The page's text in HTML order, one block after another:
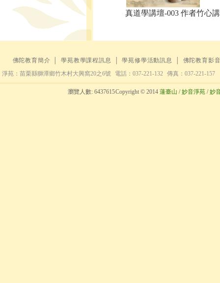
真道學講壇-003 作者竹心
佛陀教育簡介 學苑教學課程訊息 學苑修學活動訊息
佛陀教育影
淨苑：苗栗縣獅潭鄉竹木村大興窩20之6號
電話：037-221-132 傳真：037-221-157
Copyright © 2014 蓮臺山 / 妙音淨苑 / 妙
瀏覽人數: 6437615